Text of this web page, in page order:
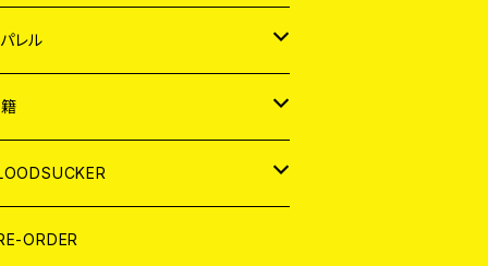
レル
集 (PHOTOBOOK)
ORDER